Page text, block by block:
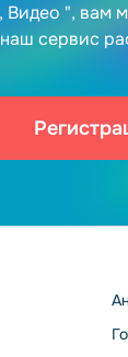
", вам
наш сервис